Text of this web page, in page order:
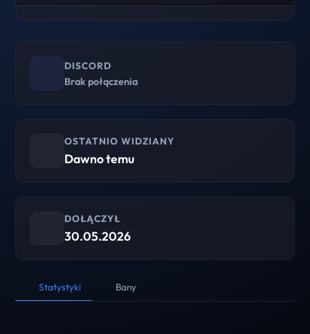
DISCORD
Brak połączenia
OSTATNIO WIDZIANY
Dawno temu
DOŁĄCZYŁ
30.05.2026
Statystyki Bany